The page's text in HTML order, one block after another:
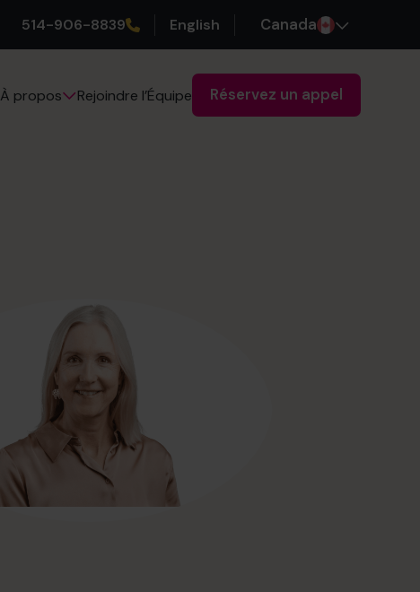
514-906-8839 English Canada
À propos Rejoindre l’Équipe Réservez un appel